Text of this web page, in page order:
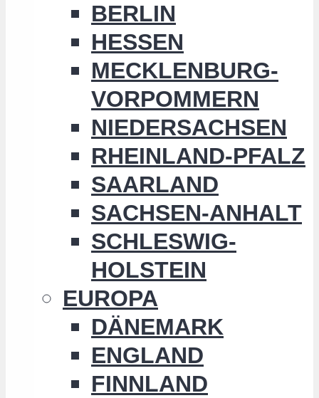
BERLIN
HESSEN
MECKLENBURG-
VORPOMMERN
NIEDERSACHSEN
RHEINLAND-PFALZ
SAARLAND
SACHSEN-ANHALT
SCHLESWIG-
HOLSTEIN
EUROPA
DÄNEMARK
ENGLAND
FINNLAND